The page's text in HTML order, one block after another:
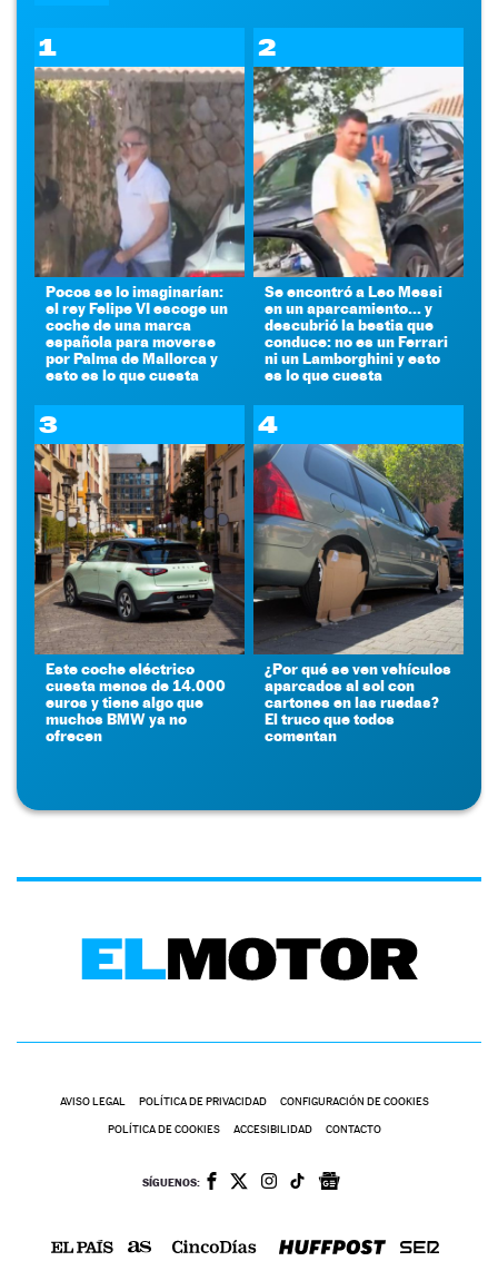
1
Pocos se lo imaginarían:
el rey Felipe VI escoge un
coche de una marca
española para moverse
por Palma de Mallorca y
esto es lo que cuesta
2
Se encontró a Leo Messi
en un aparcamiento... y
descubrió la bestia que
conduce: no es un Ferrari
ni un Lamborghini y esto
es lo que cuesta
3
Este coche eléctrico
cuesta menos de 14.000
euros y tiene algo que
muchos BMW ya no
ofrecen
4
¿Por qué se ven vehículos
aparcados al sol con
cartones en las ruedas?
El truco que todos
comentan
AVISO LEGAL POLÍTICA DE PRIVACIDAD CONFIGURACIÓN DE COOKIES
POLÍTICA DE COOKIES ACCESIBILIDAD CONTACTO
SÍGUENOS: